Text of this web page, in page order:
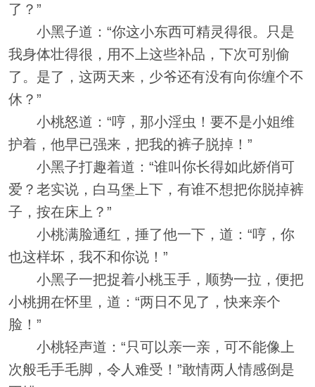
了？”
小黑子道：“你这小东西可精灵得很。只是
我身体壮得很，用不上这些补品，下次可别偷
了。是了，这两天来，少爷还有没有向你缠个不
休？”
小桃怒道：“哼，那小淫虫！要不是小姐维
护着，他早已强来，把我的裤子脱掉！”
小黑子打趣着道：“谁叫你长得如此娇俏可
爱？老实说，白马堡上下，有谁不想把你脱掉裤
子，按在床上？”
小桃满脸通红，捶了他一下，道：“哼，你
也这样坏，我不和你说！”
小黑子一把捉着小桃玉手，顺势一拉，便把
小桃拥在怀里，道：“两日不见了，快来亲个
脸！”
小桃轻声道：“只可以亲一亲，可不能像上
次般毛手毛脚，令人难受！”敢情两人情感倒是